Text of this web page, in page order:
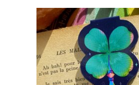
AJOUTER AU PANIER